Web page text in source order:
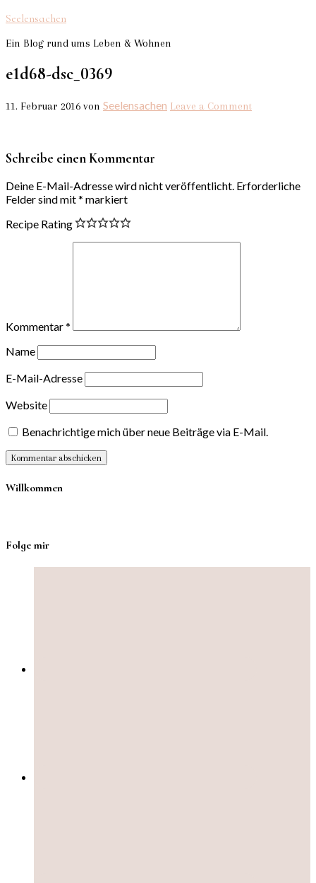
Seelensachen
Ein Blog rund ums Leben & Wohnen
e1d68-dsc_0369
11. Februar 2016 von Seelensachen Leave a Comment
Schreibe einen Kommentar
Deine E-Mail-Adresse wird nicht veröffentlicht. Erforderliche
Felder sind mit* markiert
Recipe Rating
Kommentar*
Name
E-Mail-Adresse
Website
Benachrichtige mich über neue Beiträge via E-Mail.
Willkommen
Folge mir